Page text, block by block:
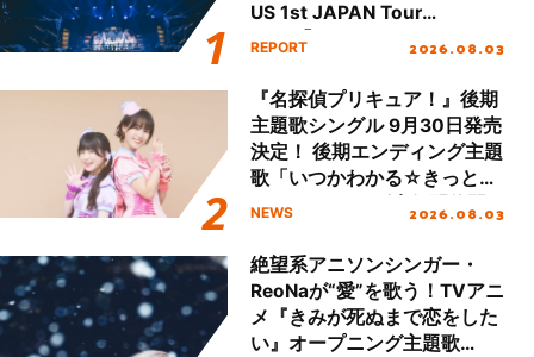
US 1st JAPAN Tour
Final「NICE to meet YOU
ート!!
REPORT 2026.08.03
『名探偵プリキュア！』後期
主題歌シングル 9月30日発売
決定！ 後期エンディング主題
歌「いつかわかる☆きっとあ
える」TVサイズ先行配信開
NEWS 2026.08.03
絶望系アニソンシンガー・
ReoNaが“愛”を歌う！TVアニ
メ『きみが死ぬまで恋をした
い』オープニング主題歌